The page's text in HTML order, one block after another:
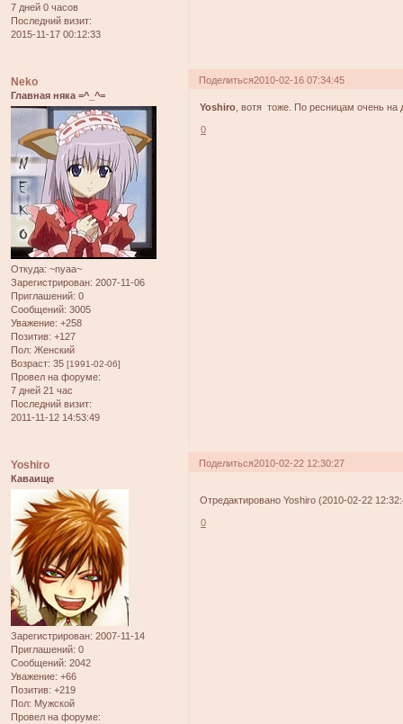
7 дней 0 часов
Последний визит:
2015-11-17 00:12:33
Поделиться2010-02-16 07:34:45
Neko
Главная няка =^_^=
Откуда: ~nyaa~
Зарегистрирован: 2007-11-06
Приглашений: 0
Сообщений: 3005
Уважение: +258
Позитив: +127
Пол: Женский
Возраст: 35 [1991-02-06]
Провел на форуме:
7 дней 21 час
Последний визит:
2011-11-12 14:53:49
Yoshiro , вотя тоже. По ресницам очень
0
Поделиться2010-02-22 12:30:27
Yoshiro
Каваище
Зарегистрирован: 2007-11-14
Приглашений: 0
Сообщений: 2042
Уважение: +66
Позитив: +219
Пол: Мужской
Провел на форуме:
Отредактировано Yoshiro (2010-02-22
0